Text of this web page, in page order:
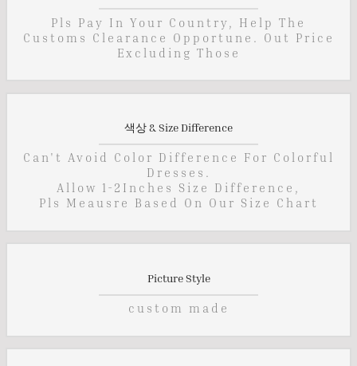
Pls Pay In Your Country, Help The
Customs Clearance Opportune. Out Price
Excluding Those
색상 & Size Difference
Can't Avoid Color Difference For Colorful
Dresses.
Allow 1-2Inches Size Difference,
Pls Meausre Based On Our Size Chart
Picture Style
custom made